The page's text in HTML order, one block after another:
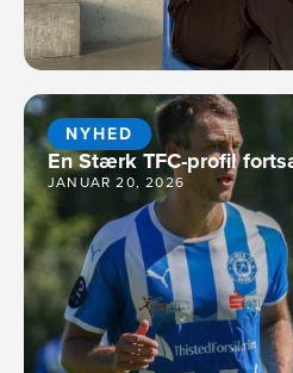
NYHED
En Stærk TFC-profil
JANUAR 20, 2026